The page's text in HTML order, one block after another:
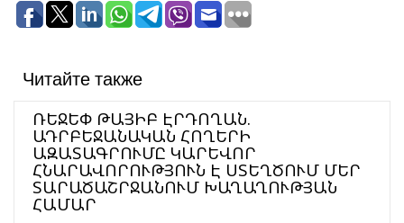
Читайте также
ՌԵՋԵՓ ԹԱՅԻԲ ԷՐԴՈՂԱՆ.
ԱԴՐԲԵՋԱՆԱԿԱՆ ՀՈՂԵՐԻ
ԱԶԱՏԱԳՐՈՒՄԸ ԿԱՐԵՎՈՐ
ՀՆԱՐԱՎՈՐՈՒԹՅՈՒՆ Է ՍՏԵՂԾՈՒՄ ՄԵՐ
ՏԱՐԱԾԱՇՐՋԱՆՈՒՄ ԽԱՂԱՂՈՒԹՅԱՆ
ՀԱՄԱՐ